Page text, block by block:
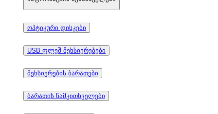
ოპტიკური დისკები
USB ფლეშ-მეხსიერებები
მეხსიერების ბარათები
ბარათის წამკითხველები